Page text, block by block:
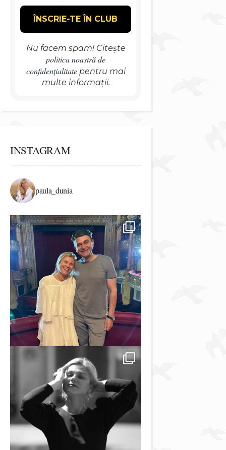
Nu facem spam! Citește
politica noastră de
confidențialitatepentru mai
multe informații.
INSTAGRAM
paula_dunia